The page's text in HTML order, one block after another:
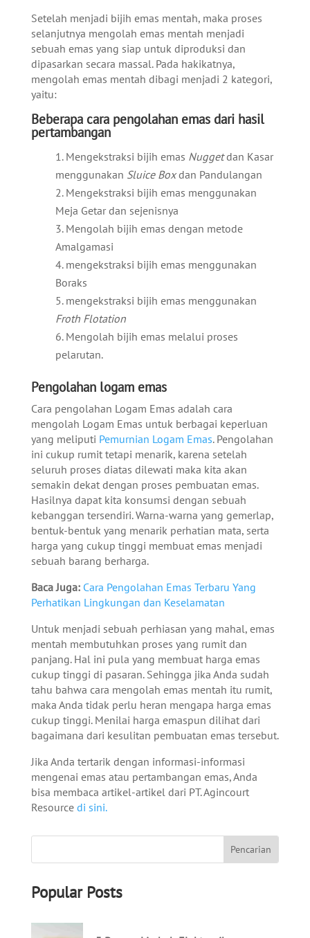
Setelah menjadi bijih emas mentah, maka proses
selanjutnya mengolah emas mentah menjadi
sebuah emas yang siap untuk diproduksi dan
dipasarkan secara massal. Pada hakikatnya,
mengolah emas mentah dibagi menjadi 2 kategori,
yaitu:
Beberapa cara pengolahan emas dari hasil
pertambangan
Mengekstraksi bijih emas Nuggetdan Kasar
menggunakan Sluice Boxdan Pandulangan
Mengekstraksi bijih emas menggunakan
Meja Getar dan sejenisnya
Mengolah bijih emas dengan metode
Amalgamasi
mengekstraksi bijih emas menggunakan
Boraks
mengekstraksi bijih emas menggunakan
Froth Flotation
Mengolah bijih emas melalui proses
pelarutan.
Pengolahan logam emas
Cara pengolahan Logam Emas adalah cara
mengolah Logam Emas untuk berbagai keperluan
yang meliputi Pemurnian Logam Emas. Pengolahan
ini cukup rumit tetapi menarik, karena setelah
seluruh proses diatas dilewati maka kita akan
semakin dekat dengan proses pembuatan emas.
Hasilnya dapat kita konsumsi dengan sebuah
kebanggan tersendiri. Warna-warna yang gemerlap,
bentuk-bentuk yang menarik perhatian mata, serta
harga yang cukup tinggi membuat emas menjadi
sebuah barang berharga.
Baca Juga: Cara Pengolahan Emas Terbaru Yang
Perhatikan Lingkungan dan Keselamatan
Untuk menjadi sebuah perhiasan yang mahal, emas
mentah membutuhkan proses yang rumit dan
panjang. Hal ini pula yang membuat harga emas
cukup tinggi di pasaran. Sehingga jika Anda sudah
tahu bahwa cara mengolah emas mentah itu rumit,
maka Anda tidak perlu heran mengapa harga emas
cukup tinggi. Menilai harga emaspun dilihat dari
bagaimana dari kesulitan pembuatan emas tersebut.
Jika Anda tertarik dengan informasi-informasi
mengenai emas atau pertambangan emas, Anda
bisa membaca artikel-artikel dari PT. Agincourt
Resource di sini.
Popular Posts